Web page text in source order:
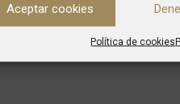
Aceptar cookies
Política de cookies